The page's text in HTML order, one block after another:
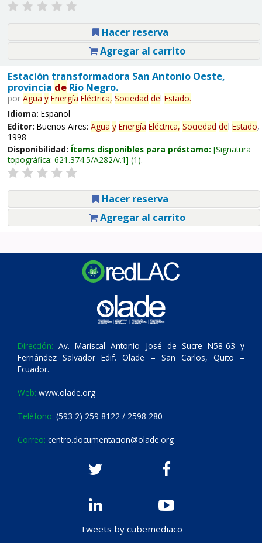
Hacer reserva
Agregar al carrito
Estación transformadora San Antonio Oeste,
provincia deRío Negro.
por Agua y Energía Eléctrica, Sociedad del Estado.
Idioma: Español
Editor: Buenos Aires: Agua y Energía Eléctrica, Sociedad del Estado,
1998
Disponibilidad: Ítems disponibles para préstamo: Signatura
topográfica: 621.374.5/A282/v.1 (1).
Hacer reserva
Agregar al carrito
Dirección: Av. Mariscal Antonio José de Sucre N58-63 y
Fernández Salvador Edif. Olade – San Carlos, Quito –
Ecuador.
Web: www.olade.org
Teléfono: (593 2) 259 8122 / 2598 280
Correo: centro.documentacion@olade.org
Tweets by cubemediaco